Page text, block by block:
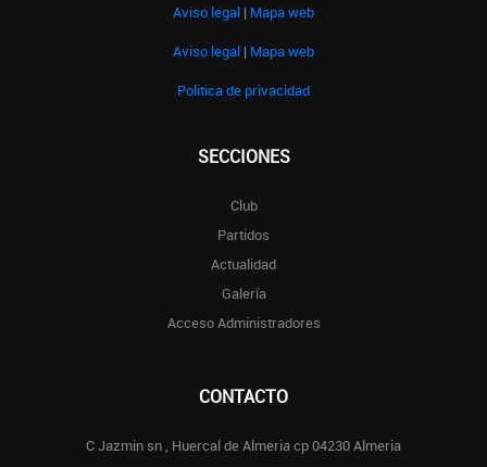
Aviso legal | Mapa web
Aviso legal | Mapa web
Politica de privacidad
SECCIONES
Club
Partidos
Actualidad
Galería
Acceso Administradores
CONTACTO
C Jazmin sn , Huercal de Almeria cp 04230 Almeria